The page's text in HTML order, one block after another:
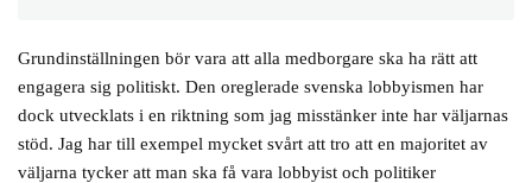
Grundinställningen bör vara att alla medborgare ska ha rätt att
engagera sig politiskt. Den oreglerade svenska lobbyismen har
dock utvecklats i en riktning som jag misstänker inte har väljarnas
stöd. Jag har till exempel mycket svårt att tro att en majoritet av
väljarna tycker att man ska få vara lobbyist och politiker